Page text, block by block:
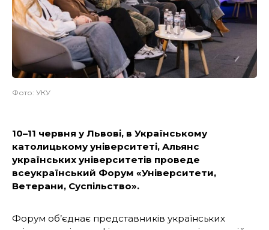
Фото: УКУ
10–11 червня у Львові, в Українському
католицькому університеті, Альянс
українських університетів проведе
всеукраїнський Форум «Університети,
Ветерани, Суспільство».
Форум об’єднає представників українських